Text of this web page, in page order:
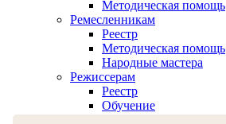
Методическая помощь
Ремесленникам
Реестр
Методическая помощь
Народные мастера
Режиссерам
Реестр
Обучение